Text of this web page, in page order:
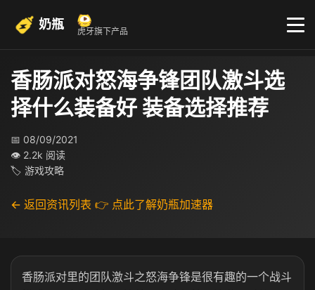
奶瓶 虎牙旗下产品
香肠派对怒海争锋团队激斗选
择什么装备好 装备选择推荐
📅 08/09/2021
👁 2.2k 阅读
🏷 游戏攻略
← 返回资讯列表 👉 点此了解奶瓶加速器
香肠派对里的团队激斗之怒海争锋是很有趣的一个战斗